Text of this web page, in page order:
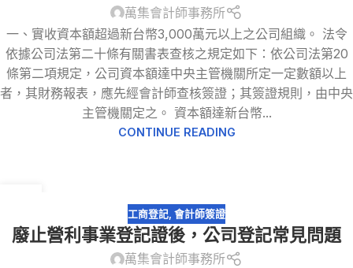
萬集會計師事務所
一、實收資本額超過新台幣3,000萬元以上之公司組織。 法令
依據公司法第二十條有關書表查核之規定如下：依公司法第20
條第二項規定，公司資本額達中央主管機關所定一定數額以上
者，其財務報表，應先經會計師查核簽證；其簽證規則，由中央
主管機關定之。 資本額達新台幣...
CONTINUE READING
工商登記 會計師簽證
廢止營利事業登記證後，公司登記常見問題
萬集會計師事務所